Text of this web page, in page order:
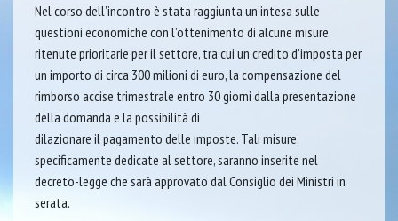
Nel corso dell’incontro è stata raggiunta un’intesa sulle
questioni economiche con l’ottenimento di alcune misure
ritenute prioritarie per il settore, tra cui un credito d’imposta per
un importo di circa 300 milioni di euro, la compensazione del
rimborso accise trimestrale entro 30 giorni dalla presentazione
della domanda e la possibilità di
dilazionare il pagamento delle imposte. Tali misure,
specificamente dedicate al settore, saranno inserite nel
decreto-legge che sarà approvato dal Consiglio dei Ministri in
serata.